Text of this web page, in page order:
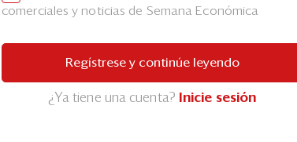
comerciales y noticias de Semana Económica
Regístrese y continúe leyendo
¿Ya tiene una cuenta? Inicie sesión